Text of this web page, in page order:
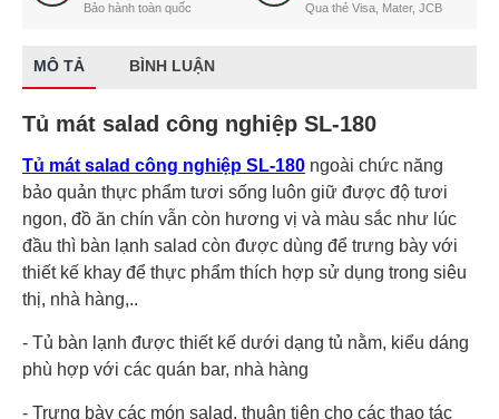
Bảo hành toàn quốc Qua thẻ Visa, Mater, JCB
MÔ TẢ BÌNH LUẬN
Tủ mát salad công nghiệp SL-180
Tủ mát salad công nghiệp SL-180 ngoài chức năng
bảo quản thực phẩm tươi sống luôn giữ được độ tươi
ngon, đồ ăn chín vẫn còn hương vị và màu sắc như lúc
đầu thì bàn lạnh salad còn được dùng để trưng bày với
thiết kế khay để thực phẩm thích hợp sử dụng trong siêu
thị, nhà hàng,..
- Tủ bàn lạnh được thiết kế dưới dạng tủ nằm, kiểu dáng
phù hợp với các quán bar, nhà hàng
- Trưng bày các món salad, thuận tiện cho các thao tác